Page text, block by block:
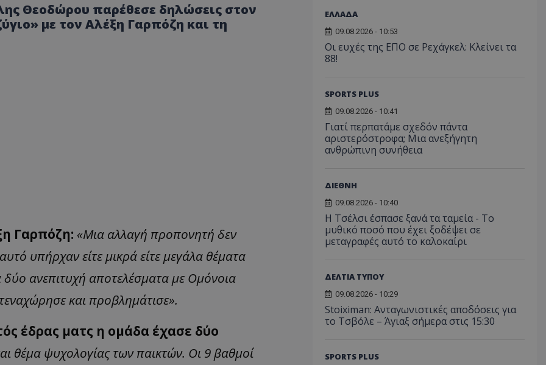
Θεοδώρου παρέθεσε δηλώσεις στον
με τον Αλέξη Γαρπόζη και τη
Γαρπόζη: «Μια αλλαγή προπονητή δεν
υπήρχαν είτε μικρά είτε μεγάλα θέματα
ανεπιτυχή αποτελέσματα με Ομόνοια
και προβλημάτισε».
έδρας ματς η ομάδα έχασε δύο
θέμα ψυχολογίας των παικτών. Οι 9 βαθμοί
ΕΛΛΑΔΑ
09.08.2026 - 10:53
Οι ευχές της ΕΠΟ σε Ρεχάγκελ: Κλείνει τα
88!
SPORTS PLUS
09.08.2026 - 10:41
Γιατί περπατάμε σχεδόν πάντα
αριστερόστροφα; Μια ανεξήγητη
ανθρώπινη συνήθεια
ΔΙΕΘΝΗ
09.08.2026 - 10:40
Η Τσέλσι έσπασε ξανά τα ταμεία - Το
μυθικό ποσό που έχει ξοδέψει σε
μεταγραφές αυτό το καλοκαίρι
ΔΕΛΤΙΑ ΤΥΠΟΥ
09.08.2026 - 10:29
Stoiximan: Ανταγωνιστικές αποδόσεις για
το Τσβόλε – Άγιαξ σήμερα στις 15:30
SPORTS PLUS